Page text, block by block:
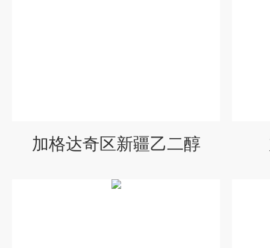
加格达奇区新疆乙二醇